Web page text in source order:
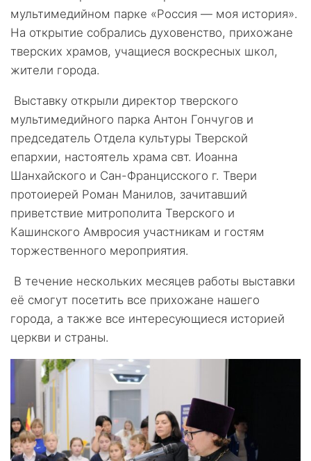
мультимедийном парке «Россия — моя история».
На открытие собрались духовенство, прихожане
тверских храмов, учащиеся воскресных школ,
жители города.
Выставку открыли директор тверского
мультимедийного парка Антон Гончугов и
председатель Отдела культуры Тверской
епархии, настоятель храма свт. Иоанна
Шанхайского и Сан-Францисского г. Твери
протоиерей Роман Манилов, зачитавший
приветствие митрополита Тверского и
Кашинского Амвросия участникам и гостям
торжественного мероприятия.
В течение нескольких месяцев работы выставки
её смогут посетить все прихожане нашего
города, а также все интересующиеся историей
церкви и страны.